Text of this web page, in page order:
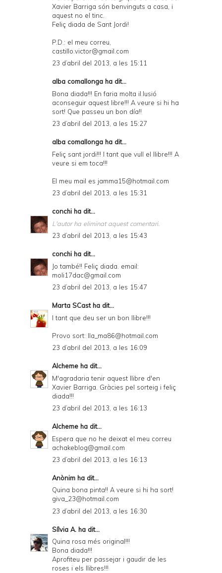
Xavier Barriga són benvinguts a casa, i
aquest no el tinc.
Feliç diada de Sant Jordi!
P.D.: el meu correu,
castillo.victor@gmail.com
23 d’abril del 2013, a les 15:11
alba comallonga ha dit...
Bona diada!!! En faria molta il.lusió
aconseguir aquest libre!!! A veure si hi ha
sort! Que passeu un bon día!!
23 d’abril del 2013, a les 15:27
alba comallonga ha dit...
Feliç sant jordi!!! I tant que vull el llibre!!! A
veure si em toca!!!
El meu mail es jamma15@hotmail.com
23 d’abril del 2013, a les 15:31
conchi ha dit...
L'autor ha eliminat aquest comentari.
23 d’abril del 2013, a les 15:43
conchi ha dit...
Jo també!! Feliç diada. email:
moli17dac@gmail.com
23 d’abril del 2013, a les 15:47
Marta SCastha dit...
I tant que deu ser un bon llibre!!!
Provo sort: lla_ma86@hotmail.com
23 d’abril del 2013, a les 16:09
Alcheme ha dit...
M'agradaria tenir aquest llibre d'en
Xavier Barriga. Gràcies pel sorteig i feliç
diada!!!
23 d’abril del 2013, a les 16:13
Alcheme ha dit...
Espera que no he deixat el meu correu
achakeblog@gmail.com
23 d’abril del 2013, a les 16:13
Anònim ha dit...
Quina bona pinta!! A veure si hi ha sort!
giva_23@hotmail.com
23 d’abril del 2013, a les 16:30
Sílvia A. ha dit...
Quina rosa més original!!!
Bona diada!!!
Aprofiteu per passejar i gaudir de les
roses i els llibres!!!